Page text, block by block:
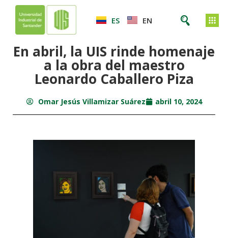
ES EN
En abril, la UIS rinde homenaje
a la obra del maestro
Leonardo Caballero Piza
Omar Jesús Villamizar Suárez abril 10, 2024